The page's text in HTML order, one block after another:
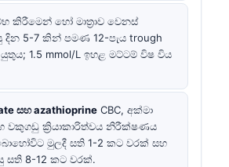
කිරීමෙන් හෝ මාත්‍රාව වෙනස්
5-7 කින් පමණ 12-පැය trough
1.5 mmol/L ඉහළ මට්ටම් විෂ විය
සහ azathioprine CBC, අක්මා
වකුගඩු ක්‍රියාකාරිත්වය නිරීක්ෂණය
මුලදී සති 1-2 කට වරක් සහ
සති 8-12 කට වරක්.